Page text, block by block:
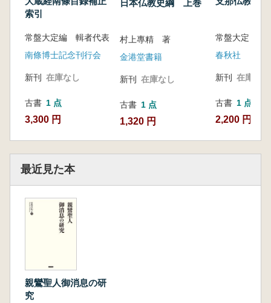
索引
常盤大定編 輯者代表
南條博士記念刊行会
新刊 在庫なし
古書 1 点
3,300 円
日本仏教史綱 上巻
村上專精 著
金港堂書籍
新刊 在庫なし
古書 1 点
1,320 円
常盤大定 著
春秋社
新刊 在庫なし
古書 1 点
2,200 円
最近見た本
親鸞聖人御消息の研
究